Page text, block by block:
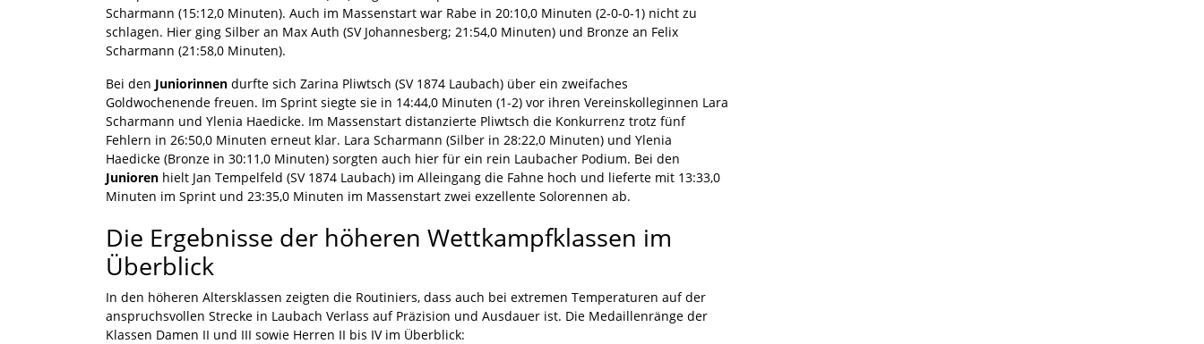
Scharmann (15:12,0 Minuten). Auch im Massenstart war Rabe in 20:10,0 Minuten (2-0-0-1) nicht zu
schlagen. Hier ging Silber an Max Auth (SV Johannesberg; 21:54,0 Minuten) und Bronze an Felix
Scharmann (21:58,0 Minuten).
Bei den Juniorinnen durfte sich Zarina Pliwtsch (SV 1874 Laubach) über ein zweifaches
Goldwochenende freuen. Im Sprint siegte sie in 14:44,0 Minuten (1-2) vor ihren Vereinskolleginnen Lara
Scharmann und Ylenia Haedicke. Im Massenstart distanzierte Pliwtsch die Konkurrenz trotz fünf
Fehlern in 26:50,0 Minuten erneut klar. Lara Scharmann (Silber in 28:22,0 Minuten) und Ylenia
Haedicke (Bronze in 30:11,0 Minuten) sorgten auch hier für ein rein Laubacher Podium. Bei den
Junioren hielt Jan Tempelfeld (SV 1874 Laubach) im Alleingang die Fahne hoch und lieferte mit 13:33,0
Minuten im Sprint und 23:35,0 Minuten im Massenstart zwei exzellente Solorennen ab.
Die Ergebnisse der höheren Wettkampfklassen im
Überblick
In den höheren Altersklassen zeigten die Routiniers, dass auch bei extremen Temperaturen auf der
anspruchsvollen Strecke in Laubach Verlass auf Präzision und Ausdauer ist. Die Medaillenränge der
Klassen Damen II und III sowie Herren II bis IV im Überblick: